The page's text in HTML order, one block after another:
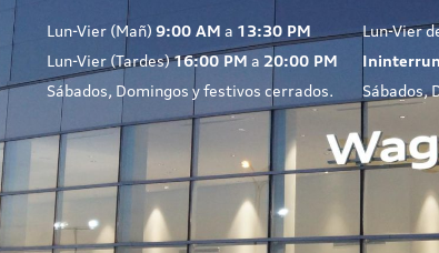
Lun-Vier (Mañ) 9:00 AM a 13:30 PM
Lun-Vier (Tardes)16:00 PM a 20:00 PM
Sábados, Domingos y festivos cerrados.
Lun-Vier
Sábados,